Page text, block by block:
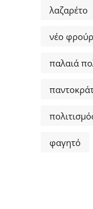
λαζαρέτο
νέο
παλαιά
φαγητό